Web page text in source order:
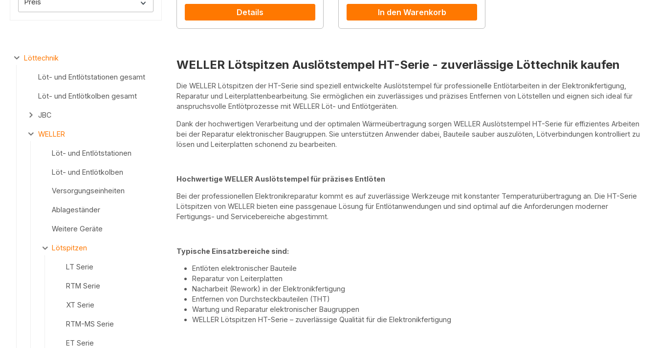
Preis
Löttechnik
Löt- und Entlötstationen gesamt
Löt- und Entlötkolben gesamt
JBC
WELLER
Löt- und Entlötstationen
Löt- und Entlötkolben
Versorgungseinheiten
Ablageständer
Weitere Geräte
Lötspitzen
LT Serie
RTM Serie
XT Serie
RTM-MS Serie
ET Serie
Details In den Warenkorb
WELLER Lötspitzen Auslötstempel HT-Serie - zuverlässige Löttechnik kaufen
Die WELLER Lötspitzen der HT-Serie sind speziell entwickelte Auslötstempel für professionelle Entlötarbeiten in der Elektronikfertigung,
Reparatur und Leiterplattenbearbeitung. Sie ermöglichen ein zuverlässiges und präzises Entfernen von Lötstellen und eignen sich ideal für
anspruchsvolle Entlötprozesse mit WELLER Löt- und Entlötgeräten.
Dank der hochwertigen Verarbeitung und der optimalen Wärmeübertragung sorgen WELLER Auslötstempel HT-Serie für effizientes Arbeiten
bei der Reparatur elektronischer Baugruppen. Sie unterstützen Anwender dabei, Bauteile sauber auszulöten, Lötverbindungen kontrolliert zu
lösen und Leiterplatten schonend zu bearbeiten.
Hochwertige WELLER Auslötstempel für präzises Entlöten
Bei der professionellen Elektronikreparatur kommt es auf zuverlässige Werkzeuge mit konstanter Temperaturübertragung an. Die HT-Serie
Lötspitzen von WELLER bieten eine passgenaue Lösung für Entlötanwendungen und sind optimal auf die Anforderungen moderner
Fertigungs- und Servicebereiche abgestimmt.
Typische Einsatzbereiche sind:
Entlöten elektronischer Bauteile
Reparatur von Leiterplatten
Nacharbeit (Rework) in der Elektronikfertigung
Entfernen von Durchsteckbauteilen (THT)
Wartung und Reparatur elektronischer Baugruppen
WELLER Lötspitzen HT-Serie – zuverlässige Qualität für die Elektronikfertigung